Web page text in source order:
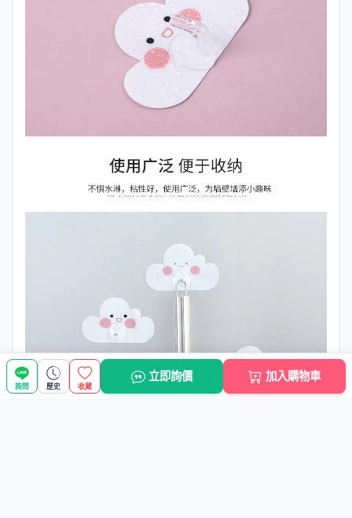
詢問 歷史 收藏
立即詢價 加入購物車